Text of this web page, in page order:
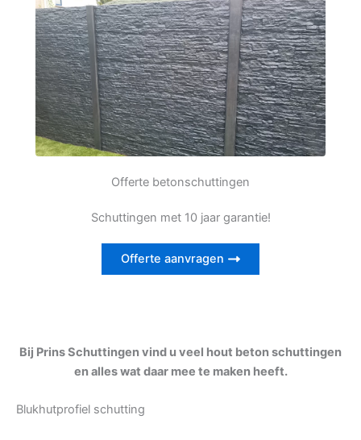
Offerte betonschuttingen
Schuttingen met 10 jaar garantie!
Offerte aanvragen
Bij Prins Schuttingen vind u veel hout beton schuttingen
en alles wat daar mee te maken heeft.
Blukhutprofiel schutting